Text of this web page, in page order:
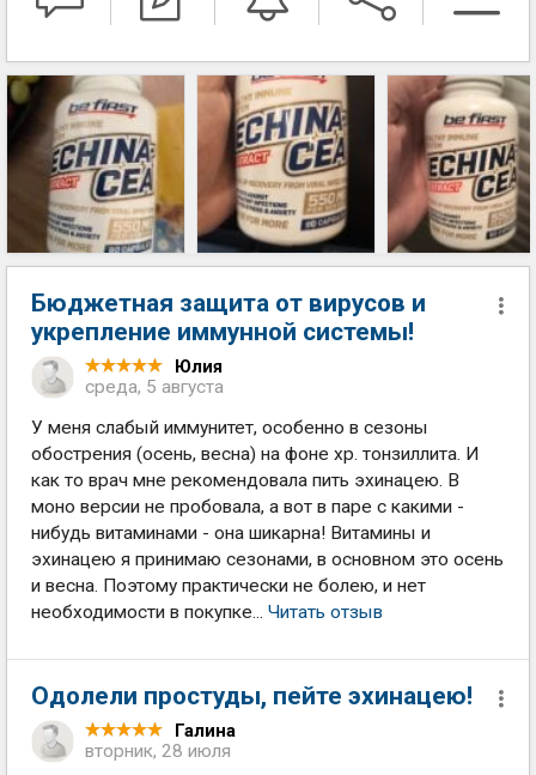
Бюджетная защита от вирусов и
укрепление иммунной системы!
Юлия
среда, 5 августа
У меня слабый иммунитет, особенно в сезоны
обострения (осень, весна) на фоне хр. тонзиллита. И
как то врач мне рекомендовала пить эхинацею. В
моно версии не пробовала, а вот в паре с какими -
нибудь витаминами - она шикарна! Витамины и
эхинацею я принимаю сезонами, в основном это осень
и весна. Поэтому практически не болею, и нет
необходимости в покупке... Читать отзыв
Одолели простуды, пейте эхинацею!
Галина
вторник, 28 июля